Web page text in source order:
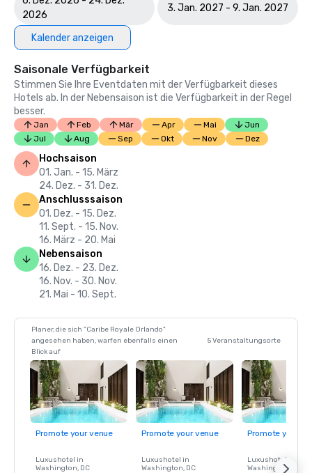
2026
3. Jan. 2027 - 9. Jan. 2027
Kalender anzeigen
Saisonale Verfügbarkeit
Stimmen Sie Ihre Eventdaten mit der Verfügbarkeit dieses
Hotels ab. In der Nebensaison ist die Verfügbarkeit in der Regel
besser.
Jan Feb Mär Apr Mai
Jun
Jul
Aug Sep Okt Nov Dez
Hochsaison
01. Jan. - 15. März
24. Dez. - 31. Dez.
Anschlusssaison
01. Dez. - 15. Dez.
11. Sept. - 15. Nov.
16. März - 20. Mai
Nebensaison
16. Dez. - 23. Dez.
16. Nov. - 30. Nov.
21. Mai - 10. Sept.
Planer, die sich "Caribe Royale Orlando"
angesehen haben, warfen ebenfalls einen
Blick auf
5 Veranstaltungsorte
Promote your venue
Luxushotel in
Washington, DC
Promote your venue
Luxushotel in
Washington, DC
Promote your
Luxushotel in
Washington